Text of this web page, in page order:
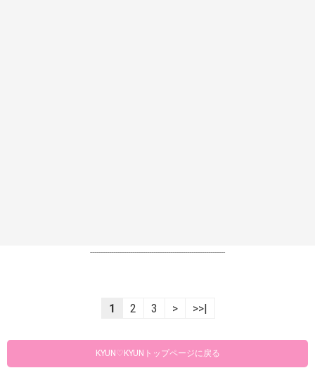
----------------------------------------------------------------
1 2 3 > >>|
KYUN♡KYUNトップページに戻る